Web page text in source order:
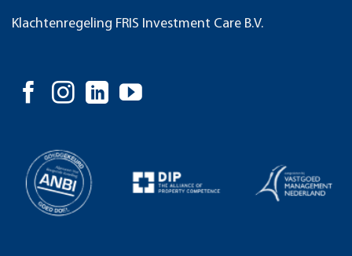
Klachtenregeling FRIS Investment Care B.V.